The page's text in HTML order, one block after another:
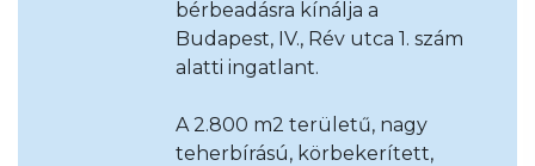
bérbeadásra kínálja a
Budapest, IV., Rév utca 1. szám
alatti ingatlant.
A 2.800 m2 területű, nagy
teherbírású, körbekerített,